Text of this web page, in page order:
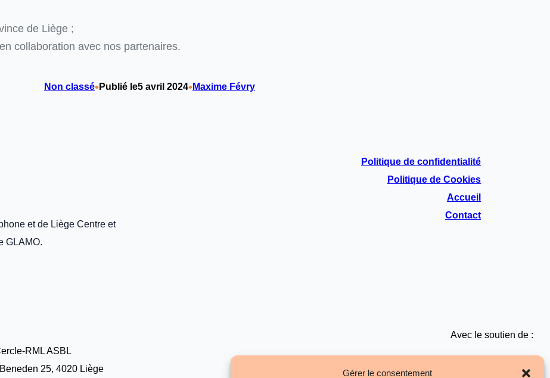
Gérer le consentement
de Liège ;
collaboration avec nos partenaires.
Non classé•Publié le5 avril 2024•Maxime Févry
et de Liège Centre et
GLAMO.
Politique de confidentialité
Politique de Cookies
Accueil
Contact
RML ASBL
25, 4020 Liège
Avec le soutien de :